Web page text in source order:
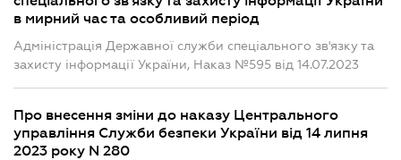
в мирний час та особливий період
Адміністрація Державної служби спеціального зв'язку та
захисту інформації України, Наказ №595 від 14.07.2023
Про внесення зміни до наказу Центрального
управління Служби безпеки України від 14 липня
2023 року N 280